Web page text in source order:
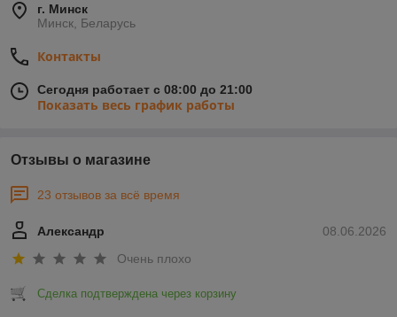
г. Минск
Минск, Беларусь
Контакты
Сегодня работает с 08:00 до 21:00
Показать весь график работы
Отзывы о магазине
23 отзывов за всё время
08.06.2026
Александр
Очень плохо
Сделка подтверждена через корзину